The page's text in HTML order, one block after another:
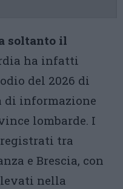
soltanto il
ha infatti
del 2026 di
di informazione
lombarde. I
tra
e Brescia, con
nella